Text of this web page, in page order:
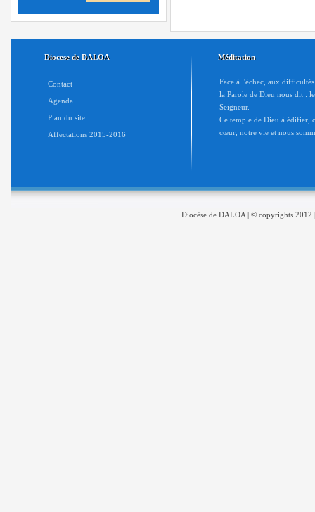
Diocese de DALOA
Contact
Agenda
Plan du site
Affectations 2015-2016
Méditation
Face à l'échec, aux
la Parole de Dieu nous dit :
Seigneur.
Ce temple de Dieu à édifier,
cœur, notre vie et nous
Diocèse de DALOA | © copyrights